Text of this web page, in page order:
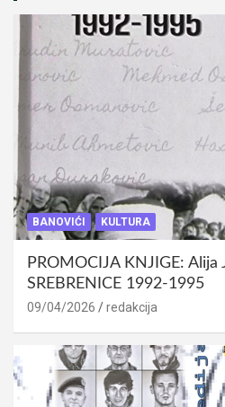
BANOVIĆI KULTURA
PROMOCIJA KNJIGE: Alija
SREBRENICE 1992-1995
09/04/2026 redakcija